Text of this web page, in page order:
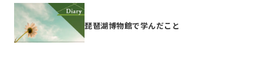
琵琶湖博物館で学んだこと